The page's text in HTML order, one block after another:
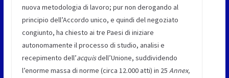
nuova metodologia di lavoro; pur non derogando al
principio dell’Accordo unico, e quindi del negoziato
congiunto, ha chiesto ai tre Paesi di iniziare
autonomamente il processo di studio, analisi e
recepimento dell’acquisdell’Unione, suddividendo
l’enorme massa di norme (circa 12.000 atti) in 25 Annex,